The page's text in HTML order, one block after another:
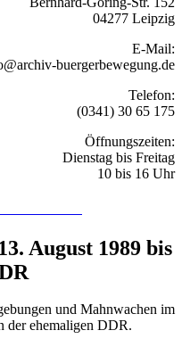
04277 Leipzig
E-Mail:
buergerbewegung.de
Telefon:
(0341) 30 65 175
Öffnungszeiten:
Dienstag bis Freitag
10 bis 16 Uhr
August 1989 bis
und Mahnwachen im
der ehemaligen DDR.